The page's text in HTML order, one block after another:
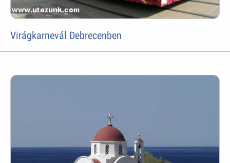
Virágkarnevál Debrecenben